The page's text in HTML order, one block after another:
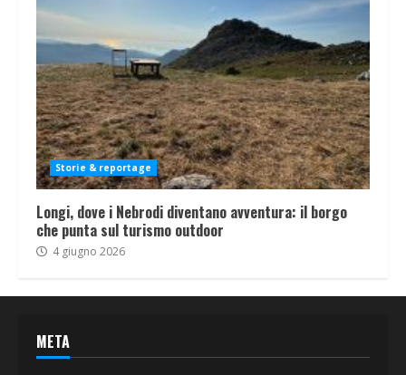
Storie & reportage
Longi, dove i Nebrodi diventano avventura: il borgo
che punta sul turismo outdoor
4 giugno 2026
META